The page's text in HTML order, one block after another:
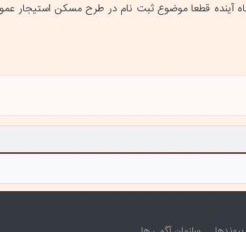
آینده قطعا موضوع ثبت نام در طرح مسکن استیجار